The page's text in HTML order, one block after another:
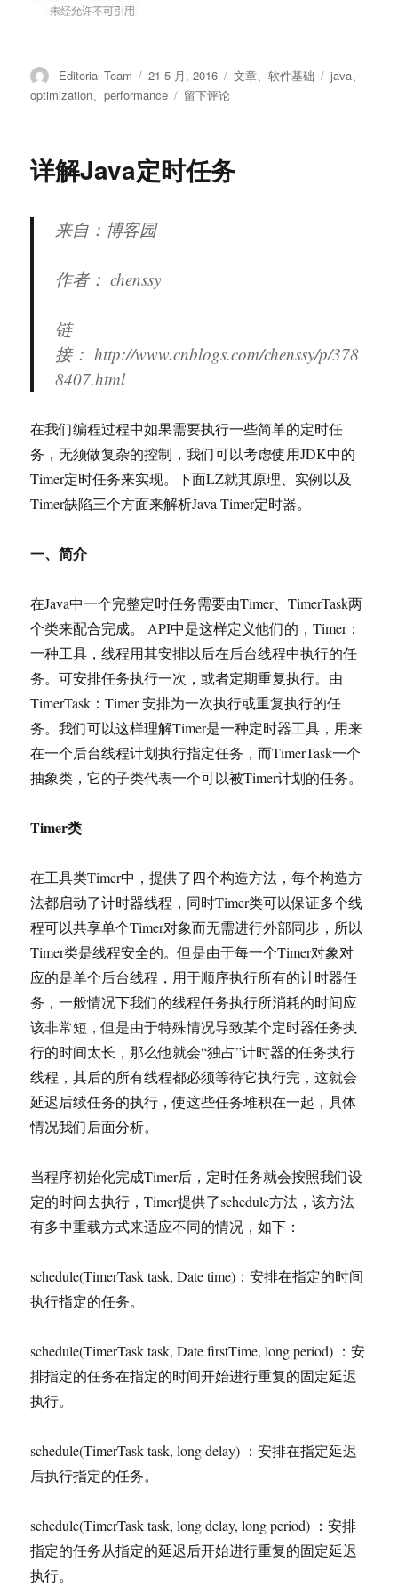
作
者
Editorial Team
发
布
21 5 月, 2016
分
文章、软件基础
标
java、
optimization、performance
于
优
化
留下评论
详解Java定时任务
来自：博客园
作者： chenssy
链
接： http://www.cnblogs.com/chenssy/p/378
8407.html
在我们编程过程中如果需要执行一些简单的定时任
务，无须做复杂的控制，我们可以考虑使用JDK中的
Timer定时任务来实现。下面LZ就其原理、实例以及
Timer缺陷三个方面来解析Java Timer定时器。
一、简介
在Java中一个完整定时任务需要由Timer、TimerTask两
个类来配合完成。 API中是这样定义他们的，Timer：
一种工具，线程用其安排以后在后台线程中执行的任
务。可安排任务执行一次，或者定期重复执行。由
TimerTask：Timer 安排为一次执行或重复执行的任
务。我们可以这样理解Timer是一种定时器工具，用来
在一个后台线程计划执行指定任务，而TimerTask一个
抽象类，它的子类代表一个可以被Timer计划的任务。
Timer类
在工具类Timer中，提供了四个构造方法，每个构造方
法都启动了计时器线程，同时Timer类可以保证多个线
程可以共享单个Timer对象而无需进行外部同步，所以
Timer类是线程安全的。但是由于每一个Timer对象对
应的是单个后台线程，用于顺序执行所有的计时器任
务，一般情况下我们的线程任务执行所消耗的时间应
该非常短，但是由于特殊情况导致某个定时器任务执
行的时间太长，那么他就会“独占”计时器的任务执行
线程，其后的所有线程都必须等待它执行完，这就会
延迟后续任务的执行，使这些任务堆积在一起，具体
情况我们后面分析。
当程序初始化完成Timer后，定时任务就会按照我们设
定的时间去执行，Timer提供了schedule方法，该方法
有多中重载方式来适应不同的情况，如下：
schedule(TimerTask task, Date time)：安排在指定的时间
执行指定的任务。
schedule(TimerTask task, Date firstTime, long period) ：安
排指定的任务在指定的时间开始进行重复的固定延迟
执行。
schedule(TimerTask task, long delay) ：安排在指定延迟
后执行指定的任务。
schedule(TimerTask task, long delay, long period) ：安排
指定的任务从指定的延迟后开始进行重复的固定延迟
执行。